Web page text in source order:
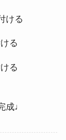
ける
成♩